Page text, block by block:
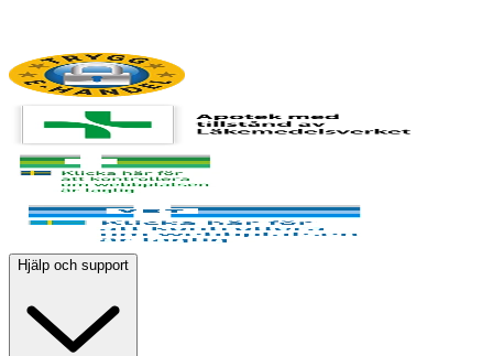
Hjälp och support